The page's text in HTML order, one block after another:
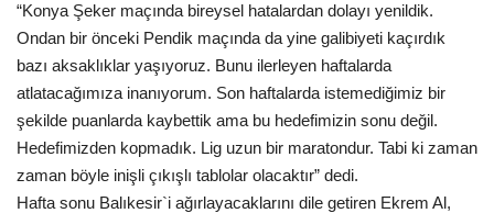
Galeriler
Yaşam
Künye
Sağlık
“Konya Şeker maçında bireysel hatalardan dolayı yenildik.
Ondan bir önceki Pendik maçında da yine galibiyeti kaçırdık
bazı aksaklıklar yaşıyoruz. Bunu ilerleyen haftalarda
atlatacağımıza inanıyorum. Son haftalarda istemediğimiz bir
şekilde puanlarda kaybettik ama bu hedefimizin sonu değil.
Hedefimizden kopmadık. Lig uzun bir maratondur. Tabi ki zaman
zaman böyle inişli çıkışlı tablolar olacaktır” dedi.
Hafta sonu Balıkesir`i ağırlayacaklarını dile getiren Ekrem Al,